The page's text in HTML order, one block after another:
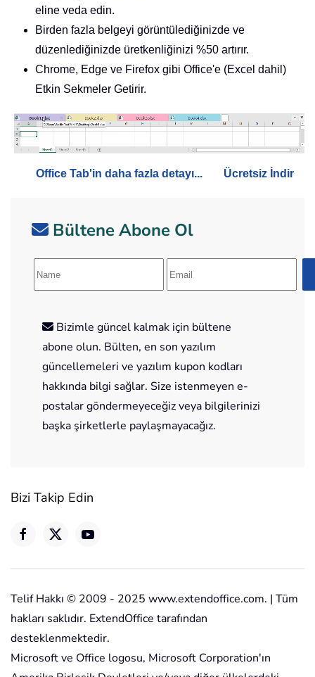
eline veda edin.
Birden fazla belgeyi görüntülediğinizde ve
düzenlediğinizde üretkenliğinizi %50 artırır.
Chrome, Edge ve Firefox gibi Office'e (Excel dahil)
Etkin Sekmeler Getirir.
Office Tab'in daha fazla detayı... Ücretsiz İndir
Bültene Abone Ol
Bizimle güncel kalmak için bültene
abone olun. Bülten, en son yazılım
güncellemeleri ve yazılım kupon kodları
hakkında bilgi sağlar. Size istenmeyen e-
postalar göndermeyeceğiz veya bilgilerinizi
başka şirketlerle paylaşmayacağız.
Bizi Takip Edin
Telif Hakkı © 2009 - 2025 www.extendoffice.com. | Tüm
hakları saklıdır. ExtendOffice tarafından
desteklenmektedir.
Microsoft ve Office logosu, Microsoft Corporation'ın